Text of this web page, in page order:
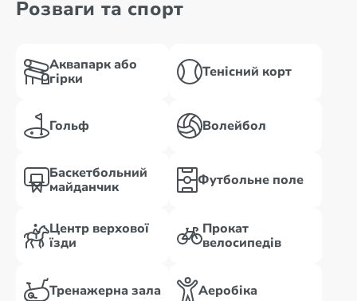
Розваги та спорт
Аквапарк або
гірки
Тенісний корт
Гольф Волейбол
Баскетбольний
майданчик
Футбольне поле
Центр верхової
їзди
Прокат
велосипедів
Тренажерна зала Аеробіка